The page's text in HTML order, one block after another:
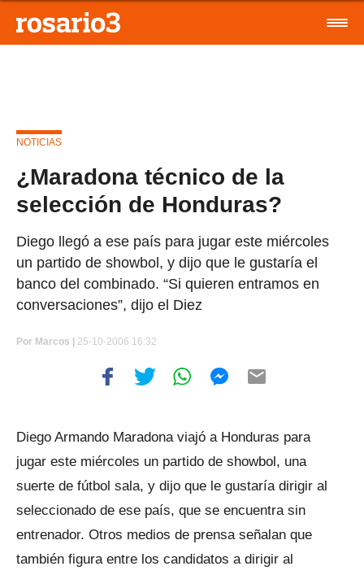
NOTICIAS
¿Maradona técnico de la
selección de Honduras?
Diego llegó a ese país para jugar este miércoles
un partido de showbol, y dijo que le gustaría el
banco del combinado. “Si quieren entramos en
conversaciones”, dijo el Diez
Por Marcos | 25-10-2006 16:32
Diego Armando Maradona viajó a Honduras para
jugar este miércoles un partido de showbol, una
suerte de fútbol sala, y dijo que le gustaría dirigir al
seleccionado de ese país, que se encuentra sin
entrenador. Otros medios de prensa señalan que
también figura entre los candidatos a dirigir al